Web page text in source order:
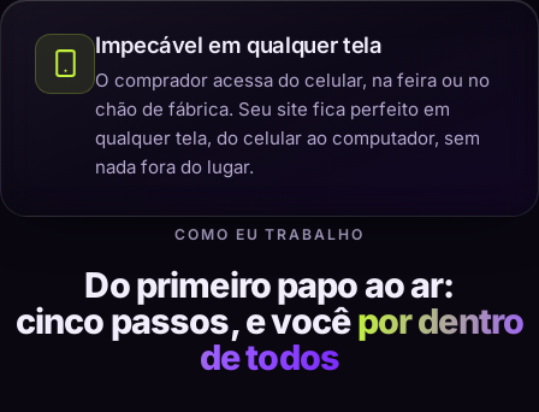
Impecável em qualquer tela
O comprador acessa do celular, na feira ou no
chão de fábrica. Seu site fica perfeito em
qualquer tela, do celular ao computador, sem
nada fora do lugar.
COMO EU TRABALHO
Do primeiro papo ao ar:
cinco passos, e vocêpor dentro
de todos